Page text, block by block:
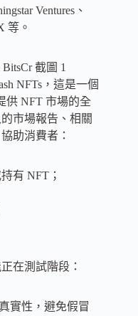
Ventures、
等。
NFTs，這是一個
供 NFT 市場的全
市場報告、相關
助消費者：
有 NFT；
在測試階段：
實性，避免假冒